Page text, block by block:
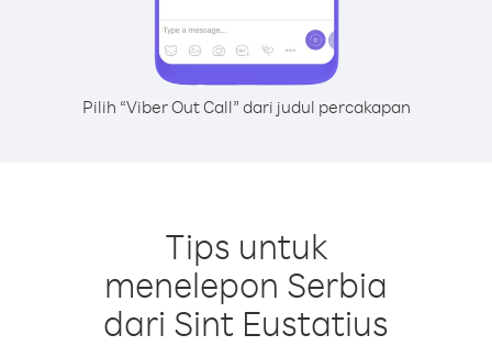
Pilih “Viber Out Call” dari judul percakapan
Tips untuk
menelepon Serbia
dari Sint Eustatius